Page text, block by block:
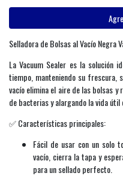
Selladora de Bolsas al Vacío Negra
La Vacuum Sealer es la solución
tiempo, manteniendo su frescura,
vacío elimina el aire de las bolsas
de bacterias y alargando la vida útil
✅ Características principales:
Fácil de usar con un solo
vacío, cierra la tapa y
para un sellado perfecto.